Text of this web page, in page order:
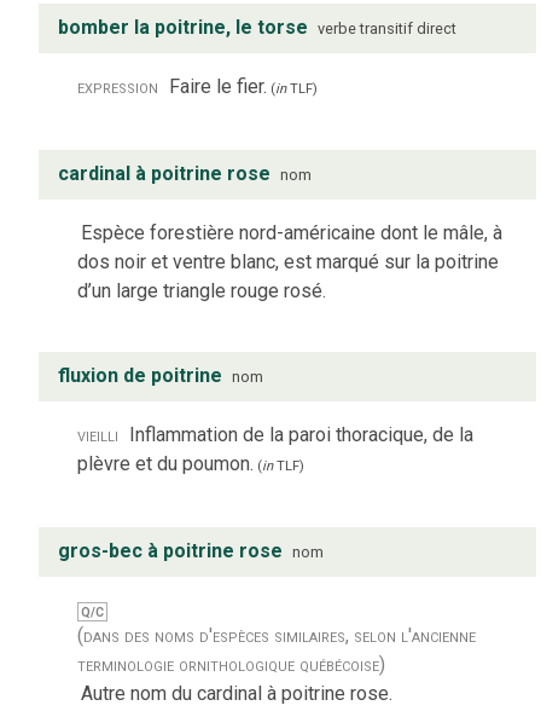
bomber la poitrine, le torse verbe transitif direct
expression Faire le fier. (inTLF)
cardinal à poitrine rose nom
Espèce forestière nord-américaine dont le mâle, à
dos noir et ventre blanc, est marqué sur la poitrine
d’un large triangle rouge rosé.
fluxion de poitrine nom
vieilli Inflammation de la paroi thoracique, de la
plèvre et du poumon. (inTLF)
gros-bec à poitrine rose nom
Q/C
(dans des noms d'espèces similaires, selon l'ancienne
terminologie ornithologique québécoise)
Autre nom du cardinal à poitrine rose.